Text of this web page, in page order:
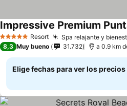
5 Estrellas Resort Spa relajante y
Impressive Premium
8,3 Muy bueno 31.732 a 0.9 km
Elige fechas para ver los